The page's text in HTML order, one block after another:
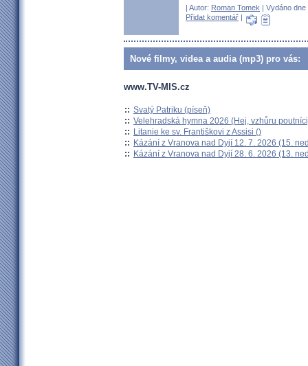
| Autor: Roman Tomek | Vydáno
Přidat komentář |
Nové filmy, videa a audia (mp3) pro vás:
www.TV-MIS.cz
:: Svatý Patriku (píseň)
:: Velehradská hymna 2026 (Hej, vzhůru
:: Litanie ke sv. Františkovi z Assisi ()
:: Kázání z Vranova nad Dyjí 12. 7. 2026 (15.
:: Kázání z Vranova nad Dyjí 28. 6. 2026 (13.